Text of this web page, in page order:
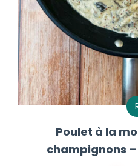
Poulet à la
champignons